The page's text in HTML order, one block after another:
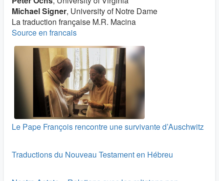
Michael Signer, University of Notre Dame
La traduction française M.R. Macina
Source en francais
Le Pape François rencontre une survivante d’Auschwitz
Traductions du Nouveau Testament en Hébreu